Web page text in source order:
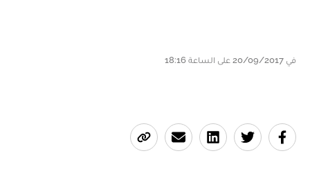
في 20/09/2017 على الساعة 18:16